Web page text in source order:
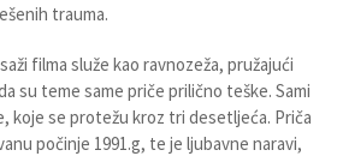
trauma.
filma služe kao ravnozeža, pružajući
su teme same priče prilično teške. Sami
koje se protežu kroz tri desetljeća. Priča
počinje 1991.g, te je ljubavne naravi,